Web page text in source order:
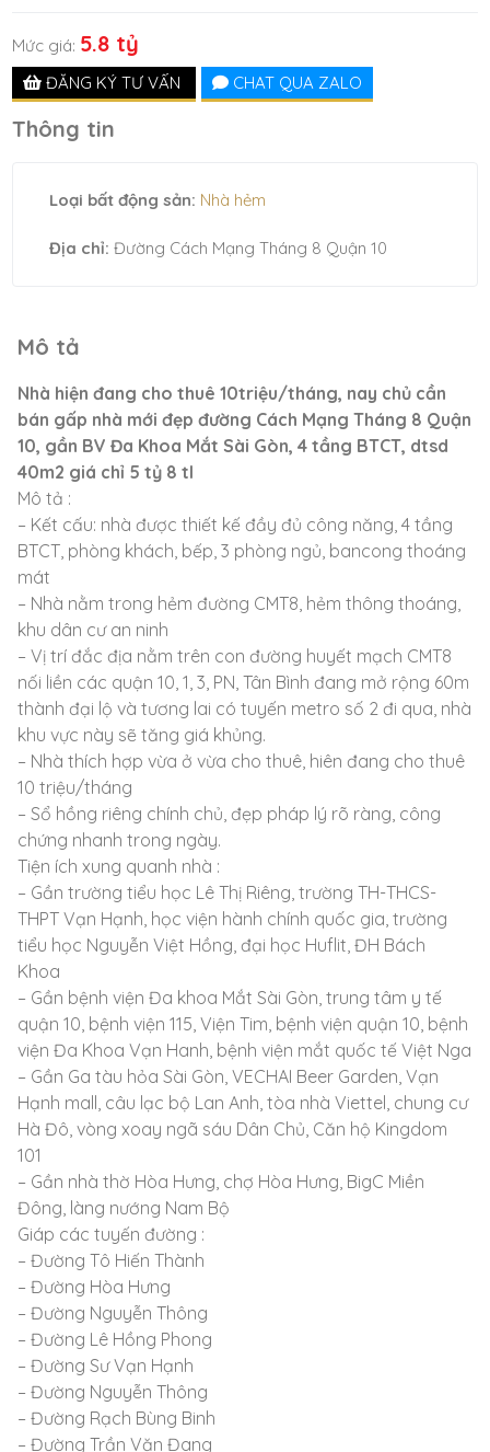
Mức giá: 5.8 tỷ
ĐĂNG KÝ TƯ VẤN CHAT QUA ZALO
Thông tin
Loại bất động sản: Nhà hẻm
Địa chỉ:Đường Cách Mạng Tháng 8 Quận 10
Mô tả
Nhà hiện đang cho thuê 10triệu/tháng, nay chủ cần
bán gấp nhà mới đẹp đường Cách Mạng Tháng 8 Quận
10, gần BV Đa Khoa Mắt Sài Gòn, 4 tầng BTCT, dtsd
40m2 giá chỉ 5 tỷ 8 tl
Mô tả :
– Kết cấu: nhà được thiết kế đầy đủ công năng, 4 tầng
BTCT, phòng khách, bếp, 3 phòng ngủ, bancong thoáng
mát
– Nhà nằm trong hẻm đường CMT8, hẻm thông thoáng,
khu dân cư an ninh
– Vị trí đắc địa nằm trên con đường huyết mạch CMT8
nối liền các quận 10, 1, 3, PN, Tân Bình đang mở rộng 60m
thành đại lộ và tương lai có tuyến metro số 2 đi qua, nhà
khu vực này sẽ tăng giá khủng.
– Nhà thích hợp vừa ở vừa cho thuê, hiên đang cho thuê
10 triệu/tháng
– Sổ hồng riêng chính chủ, đẹp pháp lý rõ ràng, công
chứng nhanh trong ngày.
Tiện ích xung quanh nhà :
– Gần trường tiểu học Lê Thị Riêng, trường TH-THCS-
THPT Vạn Hạnh, học viện hành chính quốc gia, trường
tiểu học Nguyễn Việt Hồng, đại học Huflit, ĐH Bách
Khoa
– Gần bệnh viện Đa khoa Mắt Sài Gòn, trung tâm y tế
quận 10, bệnh viện 115, Viện Tim, bệnh viện quận 10, bệnh
viện Đa Khoa Vạn Hanh, bệnh viện mắt quốc tế Việt Nga
– Gần Ga tàu hỏa Sài Gòn, VECHAI Beer Garden, Vạn
Hạnh mall, câu lạc bộ Lan Anh, tòa nhà Viettel, chung cư
Hà Đô, vòng xoay ngã sáu Dân Chủ, Căn hộ Kingdom
101
– Gần nhà thờ Hòa Hưng, chợ Hòa Hưng, BigC Miền
Đông, làng nướng Nam Bộ
Giáp các tuyến đường :
– Đường Tô Hiến Thành
– Đường Hòa Hưng
– Đường Nguyễn Thông
– Đường Lê Hồng Phong
– Đường Sư Vạn Hạnh
– Đường Nguyễn Thông
– Đường Rạch Bùng Binh
– Đường Trần Văn Đang